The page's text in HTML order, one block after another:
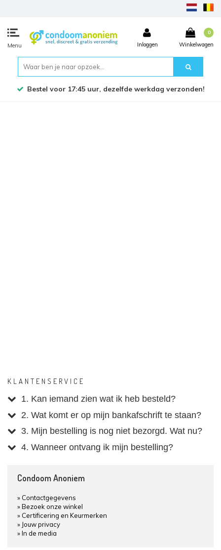
Menu Inloggen
0
Winkelwagen
Bestel voor 17:45 uur, dezelfde werkdag verzonden!
KLANTENSERVICE
1. Kan iemand zien wat ik heb besteld?
2. Wat komt er op mijn bankafschrift te staan?
3. Mijn bestelling is nog niet bezorgd. Wat nu?
4. Wanneer ontvang ik mijn bestelling?
Condoom Anoniem
Contactgegevens
Bezoek onze winkel
Certificering en Keurmerken
Jouw privacy
In de media